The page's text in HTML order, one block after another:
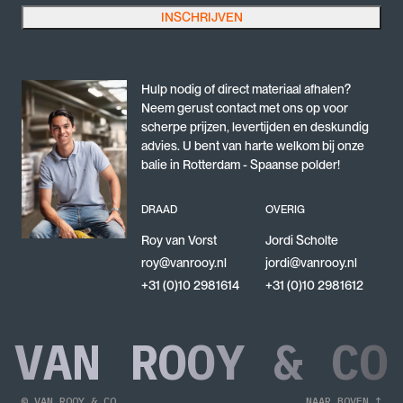
Buiskoppeling – Huls t.b.v. scharnierstuk (Nr 42).
Dit veld is bedoeld voor validatiedoeleinden en moet niet worden gewijzigd.
INSCHRIJVEN
Hulp nodig of direct materiaal afhalen?
Neem gerust contact met ons op voor
scherpe prijzen, levertijden en deskundig
advies. U bent van harte welkom bij onze
balie in Rotterdam - Spaanse polder!
DRAAD
Roy van Vorst
roy@vanrooy.nl
+31 (0)10 2981614
OVERIG
Jordi Scholte
jordi@vanrooy.nl
+31 (0)10 2981612
VAN ROOY & CO